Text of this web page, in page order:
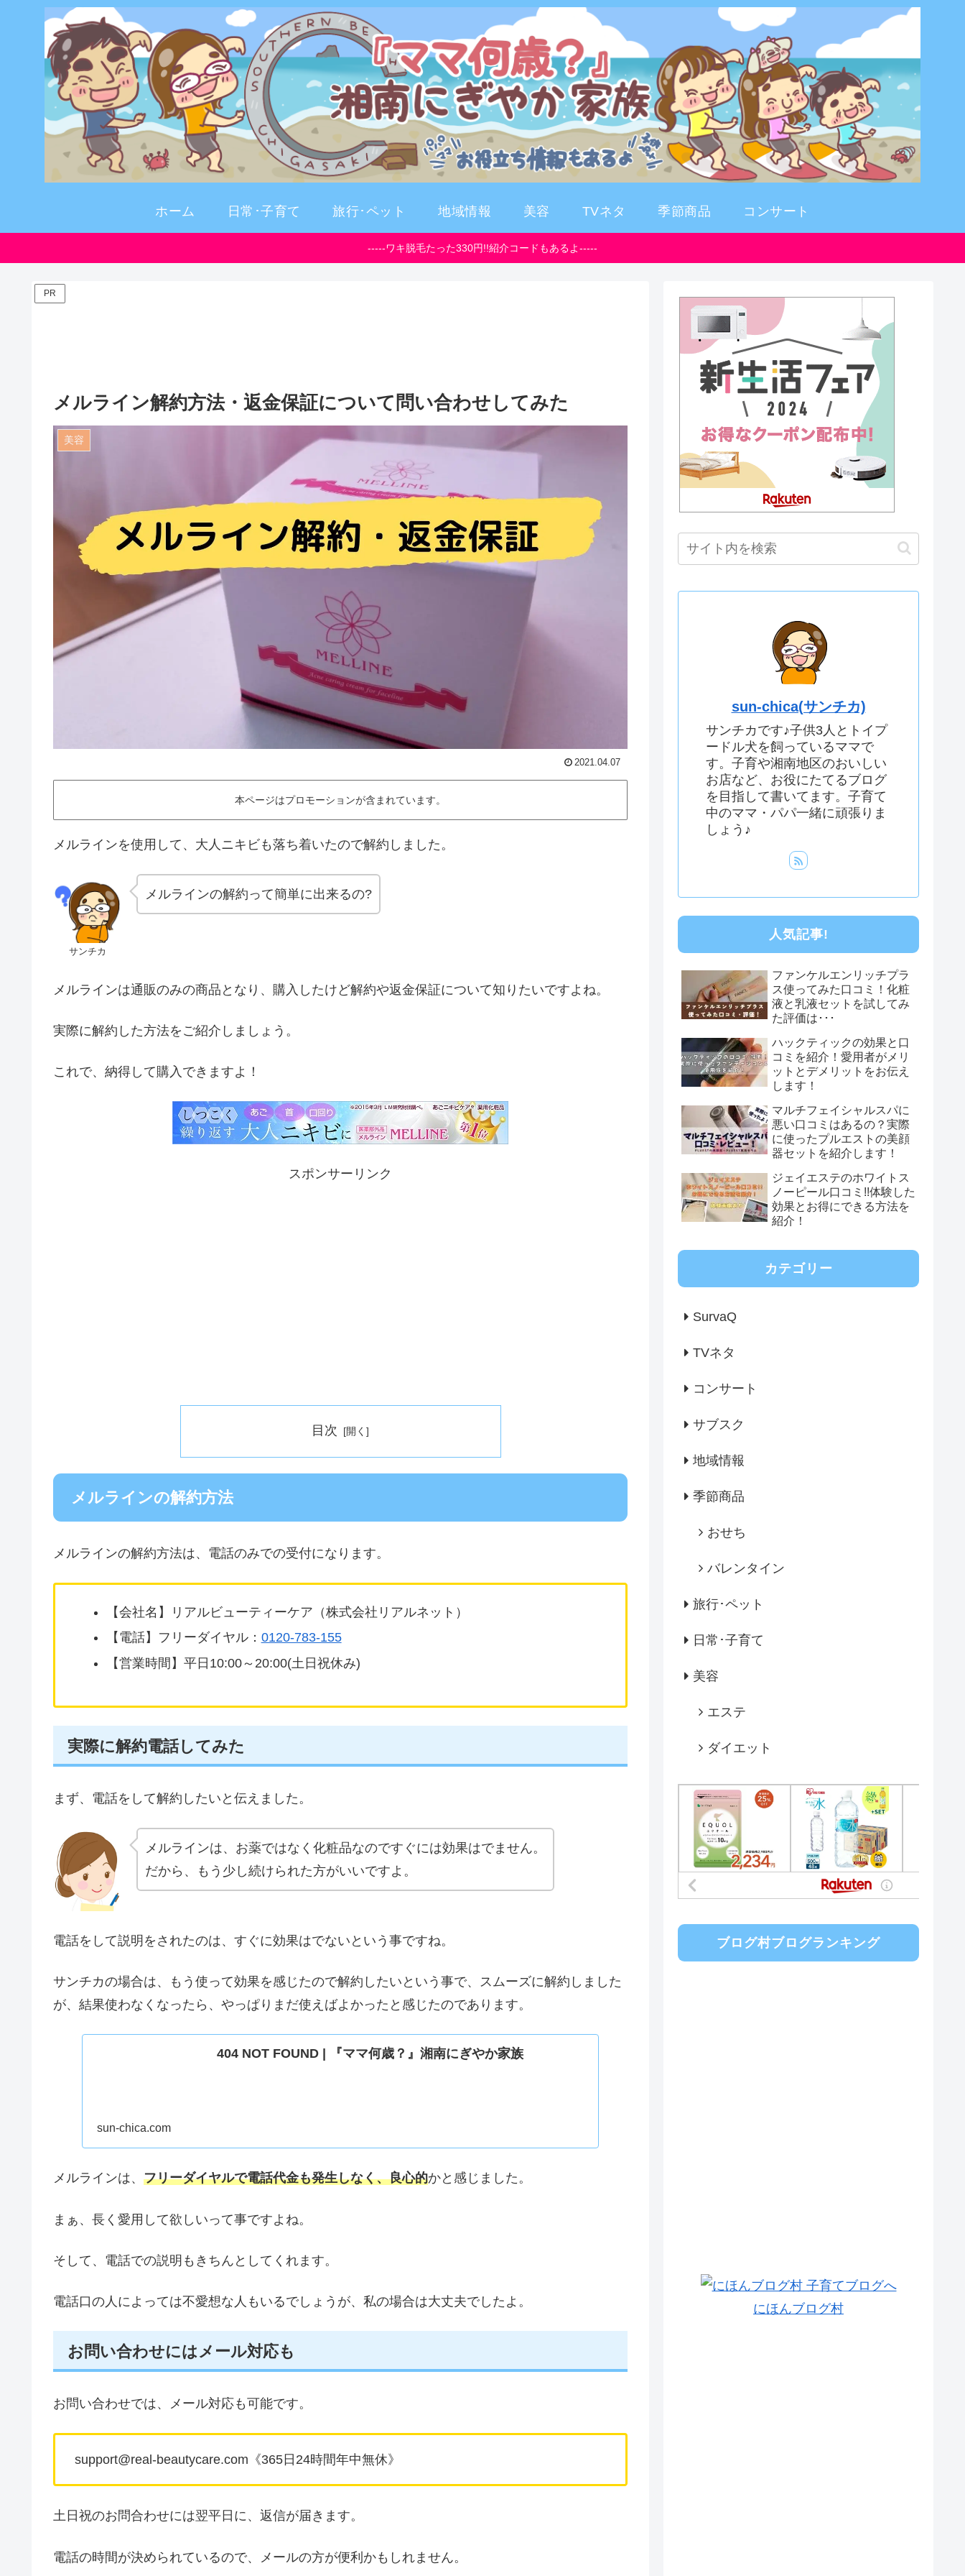
ホーム 日常･子育て 旅行･ペット 地域情報 美容 TVネタ 季節商品 コンサート
-----ワキ脱毛たった330円!!紹介コードもあるよ-----
PR
メルライン解約方法・返金保証について問い合わせしてみた
美容
2021.04.07
本ページはプロモーションが含まれています。
メルラインを使用して、大人ニキビも落ち着いたので解約しました。
サンチカ
メルラインの解約って簡単に出来るの?
メルラインは通販のみの商品となり、購入したけど解約や返金保証について知りたいですよね。
実際に解約した方法をご紹介しましょう。
これで、納得して購入できますよ！
スポンサーリンク
目次
メルラインの解約方法
メルラインの解約方法は、電話のみでの受付になります。
【会社名】リアルビューティーケア（株式会社リアルネット）
【電話】フリーダイヤル： 0120-783-155
【営業時間】平日10:00～20:00(土日祝休み)
実際に解約電話してみた
まず、電話をして解約したいと伝えました。
メルラインは、お薬ではなく化粧品なのですぐには効果はでません。
だから、もう少し続けられた方がいいですよ。
電話をして説明をされたのは、すぐに効果はでないという事ですね。
サンチカの場合は、もう使って効果を感じたので解約したいという事で、スムーズに解約しました
が、結果使わなくなったら、やっぱりまだ使えばよかったと感じたのであります。
404 NOT FOUND | 『ママ何歳？』湘南にぎやか家族
sun-chica.com
メルラインは、 フリーダイヤルで電話代金も発生しなく、良心的かと感じました。
まぁ、長く愛用して欲しいって事ですよね。
そして、電話での説明もきちんとしてくれます。
電話口の人によっては不愛想な人もいるでしょうが、私の場合は大丈夫でしたよ。
お問い合わせにはメール対応も
お問い合わせでは、メール対応も可能です。
support@real-beautycare.com《365日24時間年中無休》
土日祝のお問合わせには翌平日に、返信が届きます。
電話の時間が決められているので、メールの方が便利かもしれません。
sun-chica(サンチカ)
サンチカです♪子供3人とトイプ
ードル犬を飼っているママで
す。子育や湘南地区のおいしい
お店など、お役にたてるブログ
を目指して書いてます。子育て
中のママ・パパ一緒に頑張りま
しょう♪
人気記事!
ファンケルエンリッチプラ
ス使ってみた口コミ！化粧
液と乳液セットを試してみ
た評価は･･･
ハックティックの効果と口
コミを紹介！愛用者がメリ
ットとデメリットをお伝え
します！
マルチフェイシャルスパに
悪い口コミはあるの？実際
に使ったプルエストの美顔
器セットを紹介します！
ジェイエステのホワイトス
ノーピール口コミ!!体験した
効果とお得にできる方法を
紹介！
カテゴリー
SurvaQ
TVネタ
コンサート
サブスク
地域情報
季節商品
おせち
バレンタイン
旅行･ペット
日常･子育て
美容
エステ
ダイエット
ブログ村ブログランキング
にほんブログ村